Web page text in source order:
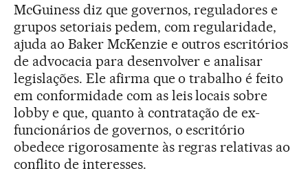
McGuiness diz que governos, reguladores e
grupos setoriais pedem, com regularidade,
ajuda ao Baker McKenzie e outros escritórios
de advocacia para desenvolver e analisar
legislações. Ele afirma que o trabalho é feito
em conformidade com as leis locais sobre
lobby e que, quanto à contratação de ex-
funcionários de governos, o escritório
obedece rigorosamente às regras relativas ao
conflito de interesses.